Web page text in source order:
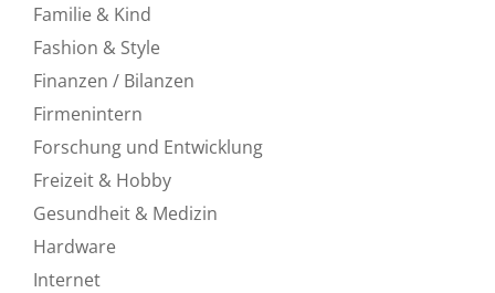
Familie & Kind
Fashion & Style
Finanzen / Bilanzen
Firmenintern
Forschung und Entwicklung
Freizeit & Hobby
Gesundheit & Medizin
Hardware
Internet